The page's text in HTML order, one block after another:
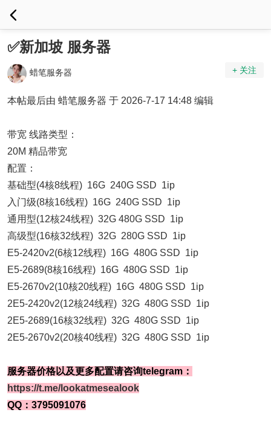
✅新加坡 服务器
蜡笔服务器 + 关注
本帖最后由 蜡笔服务器 于 2026-7-17 14:48 编辑
带宽 线路类型：
20M 精品带宽
配置：
基础型(4核8线程) 16G 240G SSD 1ip
入门级(8核16线程) 16G 240G SSD 1ip
通用型(12核24线程) 32G 480G SSD 1ip
高级型(16核32线程) 32G 280G SSD 1ip
E5-2420v2(6核12线程) 16G 480G SSD 1ip
E5-2689(8核16线程) 16G 480G SSD 1ip
E5-2670v2(10核20线程) 16G 480G SSD 1ip
2E5-2420v2(12核24线程) 32G 480G SSD 1ip
2E5-2689(16核32线程) 32G 480G SSD 1ip
2E5-2670v2(20核40线程) 32G 480G SSD 1ip
服务器价格以及更多配置请咨询telegram：
https://t.me/lookatmesealook
QQ：3795091076